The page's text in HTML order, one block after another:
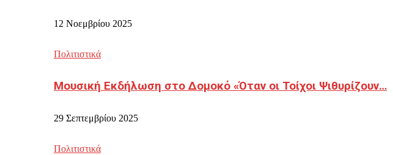
12 Νοεμβρίου 2025
Πολιτιστικά
Μουσική Εκδήλωση στο Δομοκό «Όταν οι Τοίχοι Ψιθυρίζουν…
29 Σεπτεμβρίου 2025
Πολιτιστικά